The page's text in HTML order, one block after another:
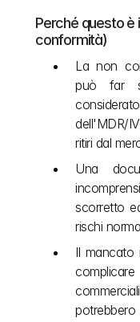
Perché questo è
conformità)
La non
può far
dell'MDR/
ritiri dal
Una
scorretto
rischi
Il mancato